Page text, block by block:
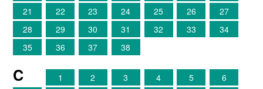
21
22 23 24 25 26
27
28
29 30 31 32 33
34
35
36 37 38
C 1 2 3 4 5
6